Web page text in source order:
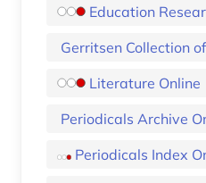
Education
Gerritsen Collection
Literature Online
Periodicals Archive
Periodicals Index